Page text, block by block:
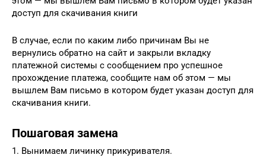
доступ для скачивания книги
В случае, если по каким либо причинам Вы не
вернулись обратно на сайт и закрыли вкладку
платежной системы с сообщением про успешное
прохождение платежа, сообщите нам об этом — мы
вышлем Вам письмо в котором будет указан доступ для
скачивания книги.
Пошаговая замена
1. Вынимаем личинку прикуривателя.